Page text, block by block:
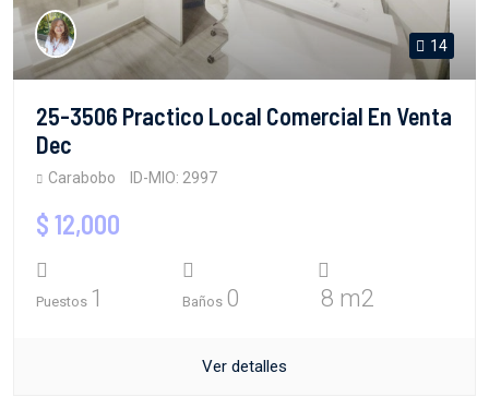
14
25-3506 Practico Local Comercial En Venta
Dec
Carabobo ID-MIO: 2997
$ 12,000
Puestos 1 Baños 0 8 m2
Ver detalles